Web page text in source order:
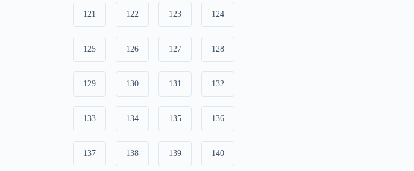
121 122 123 124
125 126 127 128
129 130 131 132
133 134 135 136
137 138 139 140